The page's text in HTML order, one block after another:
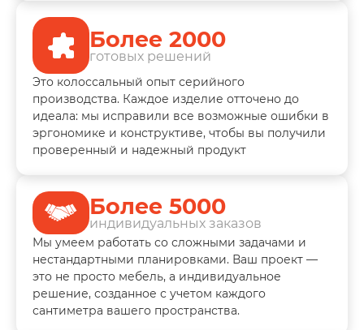
Более 2000
готовых решений
Это колоссальный опыт серийного
производства. Каждое изделие отточено до
идеала: мы исправили все возможные ошибки в
эргономике и конструктиве, чтобы вы получили
проверенный и надежный продукт
Более 5000
индивидуальных заказов
Мы умеем работать со сложными задачами и
нестандартными планировками. Ваш проект —
это не просто мебель, а индивидуальное
решение, созданное с учетом каждого
сантиметра вашего пространства.